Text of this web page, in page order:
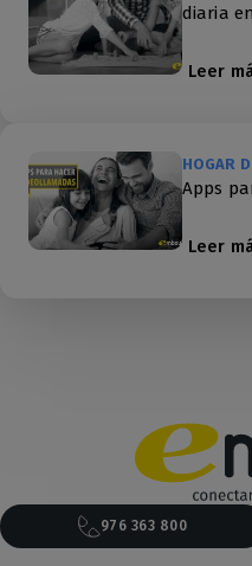
diaria
Leer
HOGAR
Apps
Leer
976 363 800